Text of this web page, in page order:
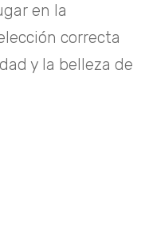
en la
correcta
y la belleza de